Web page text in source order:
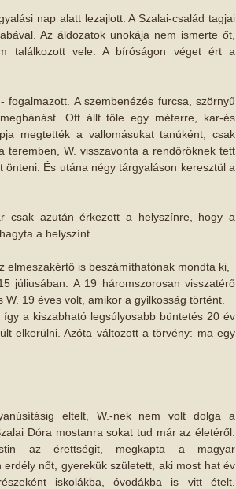
nap alatt lezajlott. A Szalai-család tagjai
Az áldozatok unokája nem ismerte őt,
találkozott vele. A bíróságon véget ért a
A szembenézés furcsa, szörnyű
Ott állt tőle egy méterre, kar-és
megtették a vallomásukat tanúként, csak
W. visszavonta a rendőröknek tett
És utána négy tárgyaláson keresztül a
csak azután érkezett a helyszínre, hogy a
a helyszínt.
is beszámíthatónak mondta ki,
júliusában. A 19 háromszorosan visszatérő
19 éves volt, amikor a gyilkosság történt.
a kiszabható legsúlyosabb büntetés 20 év
elkerülni. Azóta változott a törvény: ma egy
eltelt, W.-nek nem volt dolga a
Dóra mostanra sokat tud már az életéről:
az érettségit, megkapta a magyar
nőt, gyerekük született, aki most hat év
iskolákba, óvodákba is vitt ételt.